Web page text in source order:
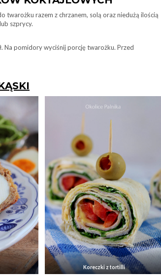
razem z chrzanem, solą oraz niedużą ilością
szprycy.
Na pomidory wyciśnij porcję twarożku. Przed
Koreczki z tortilli